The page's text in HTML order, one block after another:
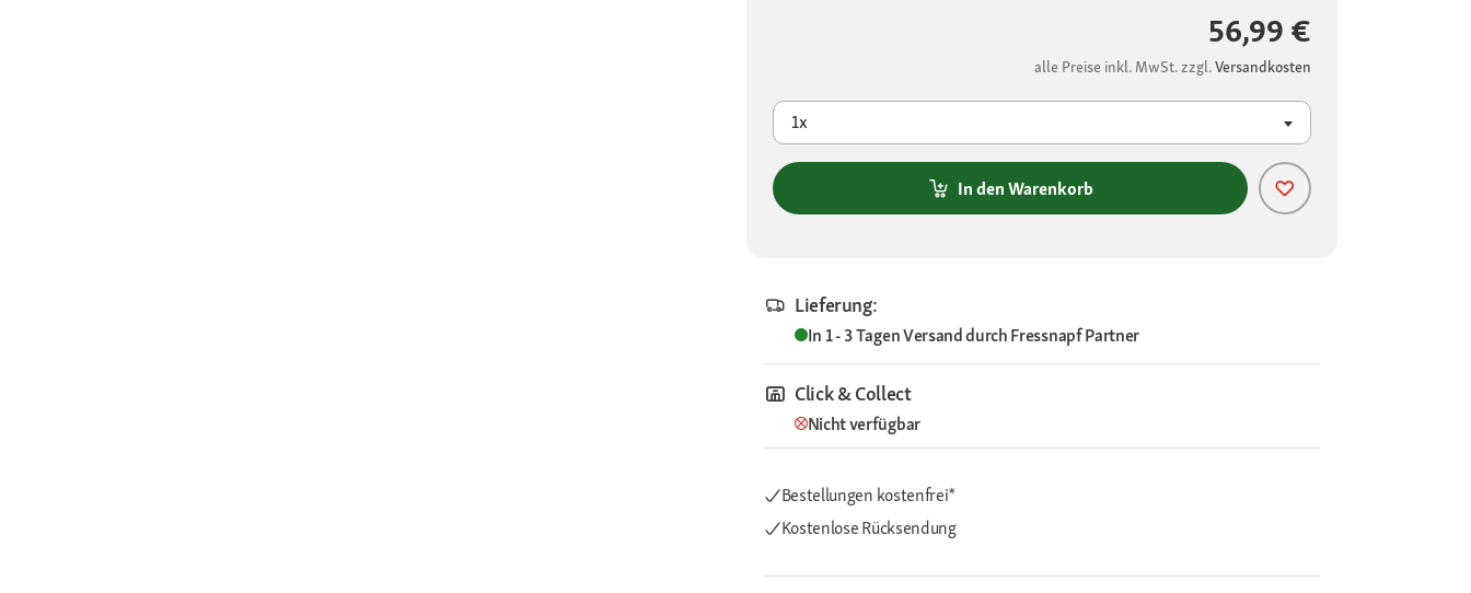
56,99 €
alle Preise inkl. MwSt. zzgl.Versandkosten
1x
In den Warenkorb
Lieferung:
In 1 - 3 TagenVersand durchFressnapf Partner
Click & Collect
Nicht verfügbar
Bestellungen kostenfrei*
Kostenlose Rücksendung